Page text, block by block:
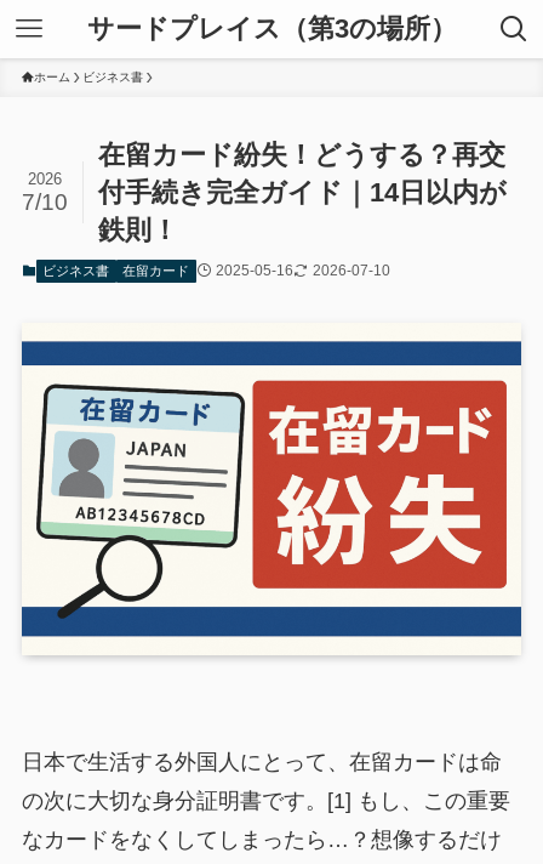
サードプレイス（第3の場所）
ホーム ビジネス書
在留カード紛失！どうする？再交
付手続き完全ガイド｜14日以内が
鉄則！
2026
7/10
ビジネス書 在留カード 2025-05-16 2026-07-10
日本で生活する外国人にとって、在留カードは命
の次に大切な身分証明書です。[1] もし、この重要
なカードをなくしてしまったら…？想像するだけ